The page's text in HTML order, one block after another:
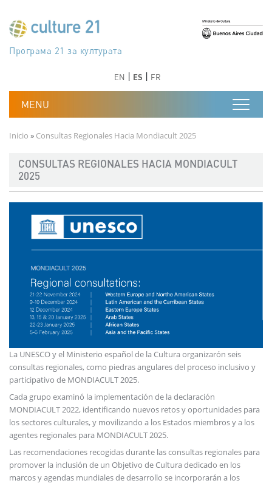
جدول أعمال القرن 21 للثقافة
Програма 21 за културата
Agenda 21 de la cultura
Agjenda 21 për kulturë
Agenda 21 van cultuur
Agenda 21 for culture
Kulturaren Agenda 21
Agenda 21 de la culture
Axenda 21 da cultura
Agenda 21 für Kultur
Agenda 21 della cultura
文化のためのアジェンダ21
دستورکار 21 برای فرهنگ
Agenda 21 dla kultury
Agenda 21 da cultura
Повестка дня 21 для культуры
Agenda 21 za kulturu
Agenda 21 de la cultura
Agenda 21 för kulturen
Kültür için Gündem 21
Порядок денний 21 для культури
EN ES FR
Ruta de navegación
Inicio Consultas Regionales Hacia Mondiacult 2025
CONSULTAS REGIONALES HACIA MONDIACULT
2025
La UNESCO y el Ministerio español de la Cultura organizarón seis
consultas regionales, como piedras angulares del proceso inclusivo y
participativo de MONDIACULT 2025.
Cada grupo examinó la implementación de la declaración
MONDIACULT 2022, identificando nuevos retos y oportunidades para
los sectores culturales, y movilizando a los Estados miembros y a los
agentes regionales para MONDIACULT 2025.
Las recomendaciones recogidas durante las consultas regionales para
promover la inclusión de un Objetivo de Cultura dedicado en los
marcos y agendas mundiales de desarrollo se incorporarán a los